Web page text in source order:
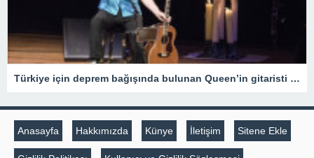
Türkiye için deprem bağışında bulunan Queen’in gitaristi Brian May Sir unvanı aldı
Anasayfa Hakkımızda Künye İletişim Sitene Ekle